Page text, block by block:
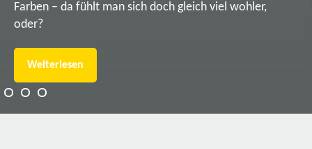
Farben – da fühlt man sich doch gleich viel wohler,
oder?
Weiterlesen